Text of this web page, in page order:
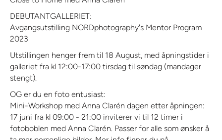
DEBUTANTGALLERIET:
Avgangsutstilling NORDphotography's Mentor Program
2023
Utstillingen henger frem til 18 August, med åpningstider i
galleriet fra kl 12:00-17:00 tirsdag til søndag (mandager
stengt).
OG er du en foto entusiast:
Mini-Workshop med Anna Clarén dagen etter åpningen:
17 juni fra kl 09:00 - 21:00 inviterer vi til 12 timer i
fotoboblen med Anna Clarén. Passer for alle som ønsker å